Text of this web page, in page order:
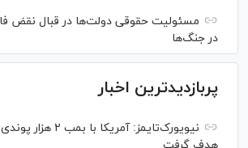
مسئولیت حقوقی دولت‌ها در قبال نقض‌
در جنگ‌ها
پربازدیدترین اخبار
نیویورک‌تایمز: